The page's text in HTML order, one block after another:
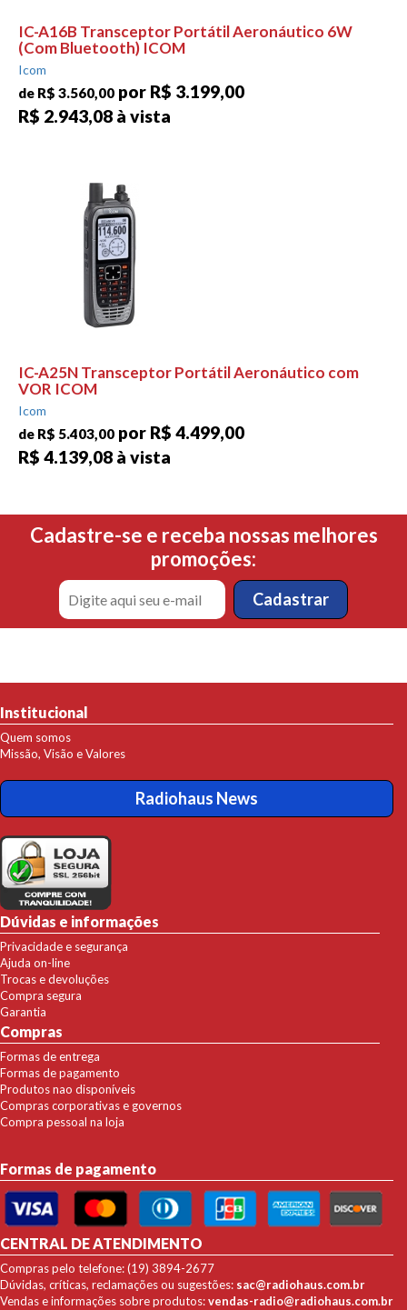
IC-A16B Transceptor Portátil Aeronáutico 6W
(Com Bluetooth) ICOM
Icom
de R$ 3.560,00 por R$ 3.199,00
R$ 2.943,08 à vista
IC-A25N Transceptor Portátil Aeronáutico com
VOR ICOM
Icom
de R$ 5.403,00 por R$ 4.499,00
R$ 4.139,08 à vista
Cadastre-se e receba nossas melhores
promoções:
Institucional
Quem somos
Missão, Visão e Valores
Radiohaus News
Dúvidas e informações
Privacidade e segurança
Ajuda on-line
Trocas e devoluções
Compra segura
Garantia
Compras
Formas de entrega
Formas de pagamento
Produtos nao disponíveis
Compras corporativas e governos
Compra pessoal na loja
Formas de pagamento
CENTRAL DE ATENDIMENTO
Compras pelo telefone: (19) 3894-2677
Dúvidas, críticas, reclamações ou sugestões: sac@radiohaus.com.br
Vendas e informações sobre produtos:vendas-radio@radiohaus.com.br